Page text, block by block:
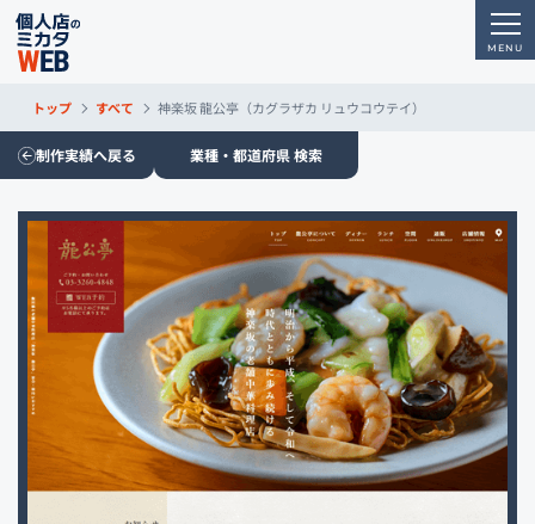
トップ すべて 神楽坂 龍公亭（カグラザカ リュウコウテイ）
制作実績へ戻る 業種・都道府県 検索